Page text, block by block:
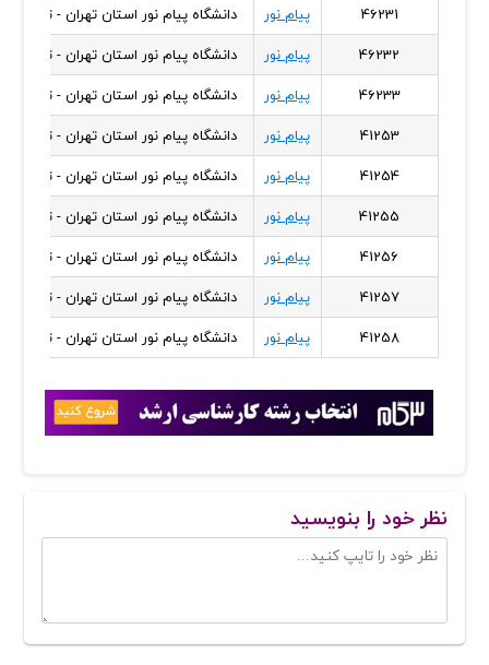
46231
پیام نور
دانشگاه پیام نور استان تهران - تهران
46232
پیام نور
دانشگاه پیام نور استان تهران - تهران
46233
پیام نور
دانشگاه پیام نور استان تهران - تهران
41253
پیام نور
دانشگاه پیام نور استان تهران - تهران
41254
پیام نور
دانشگاه پیام نور استان تهران - تهران
41255
پیام نور
دانشگاه پیام نور استان تهران - تهران
41256
پیام نور
دانشگاه پیام نور استان تهران - تهران
41257
پیام نور
دانشگاه پیام نور استان تهران - تهران
41258
پیام نور دانشگاه پیام نور استان تهران - تهران
نظر خود را بنویسید